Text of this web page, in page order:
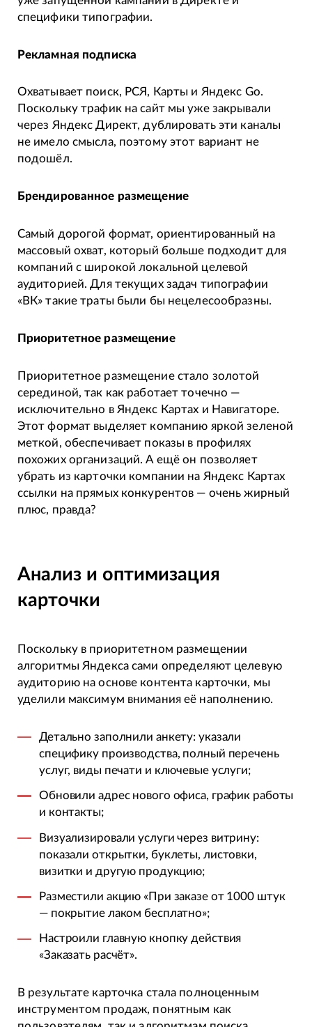
специфики типографии.
Рекламная подписка
Охватывает поиск, РСЯ, Карты и Яндекс Go.
Поскольку трафик на сайт мы уже закрывали
через Яндекс Директ, дублировать эти каналы
не имело смысла, поэтому этот вариант не
подошёл.
Брендированное размещение
Самый дорогой формат, ориентированный на
массовый охват, который больше подходит для
компаний с широкой локальной целевой
аудиторией. Для текущих задач типографии
«ВК» такие траты были бы нецелесообразны.
Приоритетное размещение
Приоритетное размещение стало золотой
серединой, так как работает точечно —
исключительно в Яндекс Картах и Навигаторе.
Этот формат выделяет компанию яркой зеленой
меткой, обеспечивает показы в профилях
похожих организаций. А ещё он позволяет
убрать из карточки компании на Яндекс Картах
ссылки на прямых конкурентов — очень жирный
плюс, правда?
Анализ и оптимизация
карточки
Поскольку в приоритетном размещении
алгоритмы Яндекса сами определяют целевую
аудиторию на основе контента карточки, мы
уделили максимум внимания её наполнению.
Детально заполнили анкету: указали
специфику производства, полный перечень
услуг, виды печати и ключевые услуги;
Обновили адрес нового офиса, график работы
и контакты;
Визуализировали услуги через витрину:
показали открытки, буклеты, листовки,
визитки и другую продукцию;
Разместили акцию «При заказе от 1000 штук
— покрытие лаком бесплатно»;
Настроили главную кнопку действия
«Заказать расчёт».
В результате карточка стала полноценным
инструментом продаж, понятным как